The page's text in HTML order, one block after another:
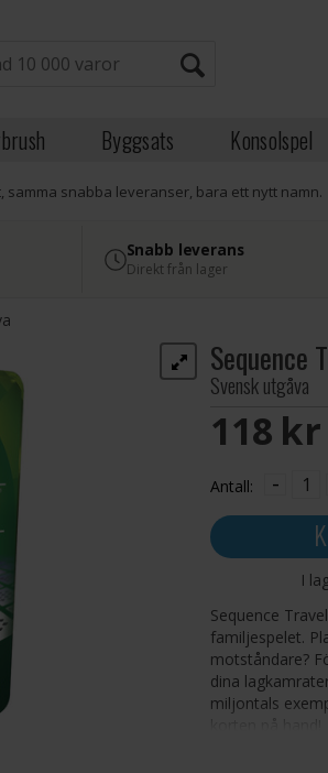
Byggsats Konsolspel
samma snabba leveranser, bara ett nytt namn.
Snabb leverans
Direkt från lager
Sequence
Svensk utgåva
118 SEK
Antall: -
I
Sequence
familjespelet.
motståndare?
dina
miljontals